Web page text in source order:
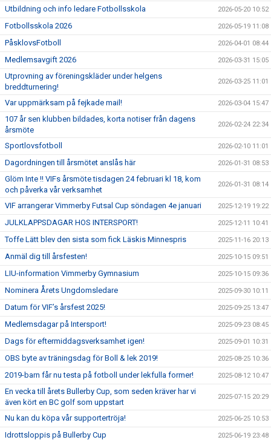
Utbildning och info ledare Fotbollsskola 2026-05-20 10:52
Fotbollsskola 2026 2026-05-19 11:08
PåsklovsFotboll 2026-04-01 08:44
Medlemsavgift 2026 2026-03-31 15:05
Utprovning av föreningskläder under helgens
breddturnering!
2026-03-25 11:01
Var uppmärksam på fejkade mail! 2026-03-04 15:47
107 år sen klubben bildades, korta notiser från dagens
årsmöte
2026-02-24 22:34
Sportlovsfotboll 2026-02-10 11:01
Dagordningen till årsmötet anslås här 2026-01-31 08:53
Glöm Inte !! VIFs årsmöte tisdagen 24 februari kl 18, kom
och påverka vår verksamhet
2026-01-31 08:14
VIF arrangerar Vimmerby Futsal Cup söndagen 4e januari 2025-12-19 19:22
JULKLAPPSDAGAR HOS INTERSPORT! 2025-12-11 10:41
Toffe Lätt blev den sista som fick Läskis Minnespris 2025-11-16 20:13
Anmäl dig till årsfesten! 2025-10-15 09:51
LIU-information Vimmerby Gymnasium 2025-10-15 09:36
Nominera Årets Ungdomsledare 2025-09-30 10:11
Datum för VIF’s årsfest 2025! 2025-09-25 13:47
Medlemsdagar på Intersport! 2025-09-23 08:45
Dags för eftermiddagsverksamhet igen! 2025-09-01 10:31
OBS byte av träningsdag för Boll & lek 2019! 2025-08-25 10:36
2019-barn får nu testa på fotboll under lekfulla former! 2025-08-12 10:47
En vecka till årets Bullerby Cup, som seden kräver har vi
även kört en BC golf som uppstart
2025-07-15 20:29
Nu kan du köpa vår supportertröja! 2025-06-25 10:53
Idrottsloppis på Bullerby Cup 2025-06-19 23:48